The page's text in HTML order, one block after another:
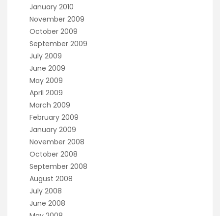
January 2010
November 2009
October 2009
September 2009
July 2009
June 2009
May 2009
April 2009
March 2009
February 2009
January 2009
November 2008
October 2008
September 2008
August 2008
July 2008
June 2008